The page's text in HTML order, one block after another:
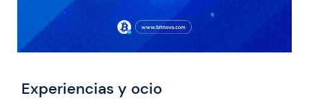
Experiencias y ocio